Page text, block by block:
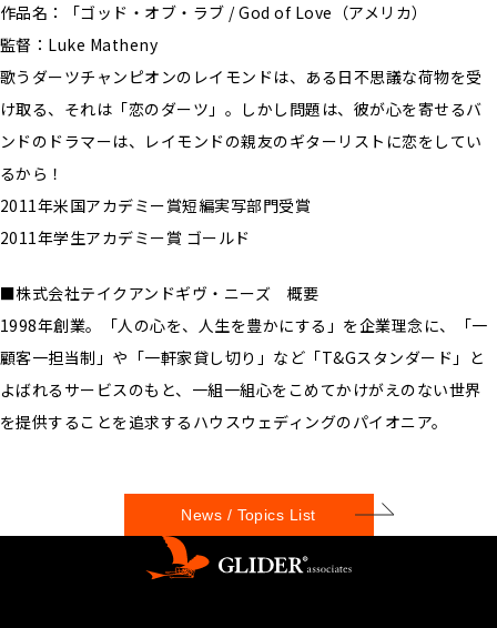
作品名：「ゴッド・オブ・ラブ / God of Love（アメリカ）
監督：Luke Matheny
歌うダーツチャンピオンのレイモンドは、ある日不思議な荷物を受
け取る、それは「恋のダーツ」。しかし問題は、彼が心を寄せるバ
ンドのドラマーは、レイモンドの親友のギターリストに恋をしてい
るから！
2011年米国アカデミー賞短編実写部門受賞
2011年学生アカデミー賞 ゴールド
■株式会社テイクアンドギヴ・ニーズ 概要
1998年創業。「人の心を、人生を豊かにする」を企業理念に、「一
顧客一担当制」や「一軒家貸し切り」など「T&Gスタンダード」と
よばれるサービスのもと、一組一組心をこめてかけがえのない世界
を提供することを追求するハウスウェディングのパイオニア。
News / Topics List